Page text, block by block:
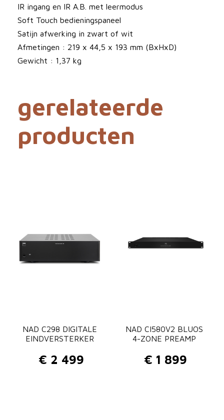
a
l
IR ingang en IR A.B. met leermodus
Soft Touch bedieningspaneel
Satijn afwerking in zwart of wit
Afmetingen : 219 x 44,5 x 193 mm (BxHxD)
Gewicht : 1,37 kg
gerelateerde
producten
NAD C298 DIGITALE
EINDVERSTERKER
€ 2 499
NAD CI580V2 BLUOS
4-ZONE PREAMP
€ 1 899